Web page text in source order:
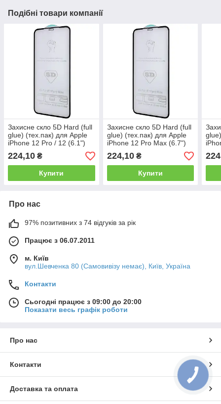
Подібні товари компанії
Захисне скло 5D Hard (full
glue) (тех.пак) для Apple
iPhone 12 Pro / 12 (6.1")
224,10 ₴
Купити
Захисне скло 5D Hard (full
glue) (тех.пак) для Apple
iPhone 12 Pro Max (6.7")
224,10₴
Купити
Про нас
97% позитивних з 74 відгуків за рік
Працює з 06.07.2011
м. Київ
вул.Шевченка 80 (Самовивізу немає), Київ, Україна
Контакти
Сьогодні працює з 09:00 до 20:00
Показати весь графік роботи
Про нас
Контакти
Доставка та оплата
КНОПКА
ЗВ'ЯЗКУ